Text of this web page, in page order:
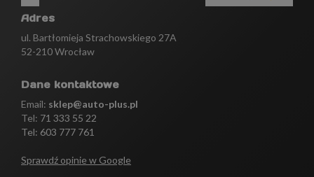
Adres
ul. Bartłomieja Strachowskiego 27A
52-210 Wrocław
Dane kontaktowe
Email: sklep@auto-plus.pl
Tel: 71 333 55 22
Tel: 603 777 761
Sprawdź opinie w Google